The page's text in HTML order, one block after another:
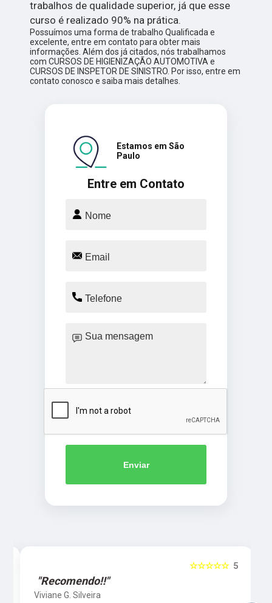
trabalhos de qualidade superior, já que esse
curso é realizado 90% na prática.
Possuímos uma forma de trabalho Qualificada e
excelente, entre em contato para obter mais
informações. Além dos já citados, nós trabalhamos
com CURSOS DE HIGIENIZAÇÃO AUTOMOTIVA e
CURSOS DE INSPETOR DE SINISTRO. Por isso, entre em
contato conosco e saiba mais detalhes.
Entre em Contato
Estamos em São
Paulo
Enviar
5
☆☆☆☆☆
"Recomendo!!"
Viviane G. Silveira